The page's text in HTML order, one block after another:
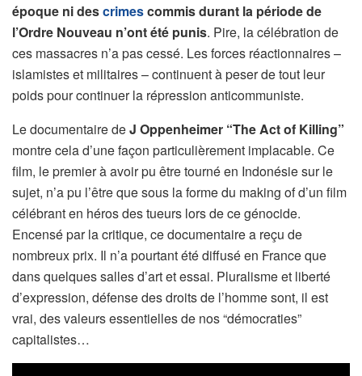
époque ni descrimescommis durant la période de
l’Ordre Nouveau n’ont été punis. Pire, la célébration de
ces massacres n’a pas cessé. Les forces réactionnaires –
islamistes et militaires – continuent à peser de tout leur
poids pour continuer la répression anticommuniste.
Le documentaire deJ Oppenheimer “The Act of Killing”
montre cela d’une façon particulièrement implacable. Ce
film, le premier à avoir pu être tourné en Indonésie sur le
sujet, n’a pu l’être que sous la forme du making of d’un film
célébrant en héros des tueurs lors de ce génocide.
Encensé par la critique, ce documentaire a reçu de
nombreux prix. Il n’a pourtant été diffusé en France que
dans quelques salles d’art et essai. Pluralisme et liberté
d’expression, défense des droits de l’homme sont, il est
vrai, des valeurs essentielles de nos “démocraties”
capitalistes…